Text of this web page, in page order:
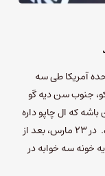
آمریکا طی سه
جنوب سن دیه گو
که ال چاپو داره
از داخل زندان به فعالیت خودش ادامه می‌ده. در ۲۳ مارس، بعد از
خونه سه خوابه در